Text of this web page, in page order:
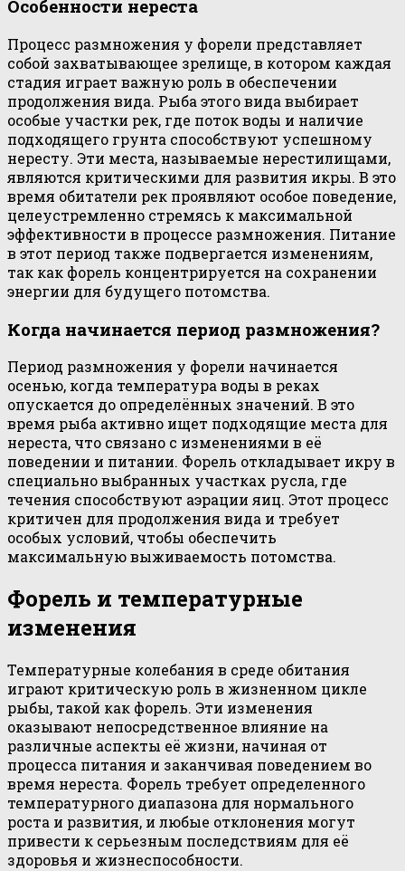
Особенности нереста
Процесс размножения у форели представляет
собой захватывающее зрелище, в котором каждая
стадия играет важную роль в обеспечении
продолжения вида. Рыба этого вида выбирает
особые участки рек, где поток воды и наличие
подходящего грунта способствуют успешному
нересту. Эти места, называемые нерестилищами,
являются критическими для развития икры. В это
время обитатели рек проявляют особое поведение,
целеустремленно стремясь к максимальной
эффективности в процессе размножения. Питание
в этот период также подвергается изменениям,
так как форель концентрируется на сохранении
энергии для будущего потомства.
Когда начинается период размножения?
Период размножения у форели начинается
осенью, когда температура воды в реках
опускается до определённых значений. В это
время рыба активно ищет подходящие места для
нереста, что связано с изменениями в её
поведении и питании. Форель откладывает икру в
специально выбранных участках русла, где
течения способствуют аэрации яиц. Этот процесс
критичен для продолжения вида и требует
особых условий, чтобы обеспечить
максимальную выживаемость потомства.
Форель и температурные
изменения
Температурные колебания в среде обитания
играют критическую роль в жизненном цикле
рыбы, такой как форель. Эти изменения
оказывают непосредственное влияние на
различные аспекты её жизни, начиная от
процесса питания и заканчивая поведением во
время нереста. Форель требует определенного
температурного диапазона для нормального
роста и развития, и любые отклонения могут
привести к серьезным последствиям для её
здоровья и жизнеспособности.